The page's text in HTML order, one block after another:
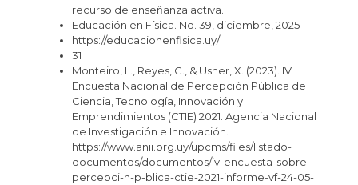
recurso de enseñanza activa.
Educación en Física. No. 39, diciembre, 2025
https://educacionenfisica.uy/
31
Monteiro, L., Reyes, C., & Usher, X. (2023). IV
Encuesta Nacional de Percepción Pública de
Ciencia, Tecnología, Innovación y
Emprendimientos (CTIE) 2021. Agencia Nacional
de Investigación e Innovación.
https://www.anii.org.uy/upcms/files/listado-
documentos/documentos/iv-encuesta-sobre-
percepci-n-p-blica-ctie-2021-informe-vf-24-05-